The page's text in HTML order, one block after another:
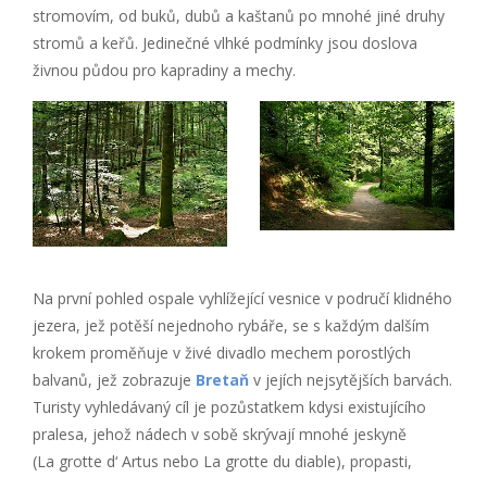
stromovím, od buků, dubů a kaštanů po mnohé jiné druhy
stromů a keřů. Jedinečné vlhké podmínky jsou doslova
živnou půdou pro kapradiny a mechy.
Na první pohled ospale vyhlížející vesnice v područí klidného
jezera, jež potěší nejednoho rybáře, se s každým dalším
krokem proměňuje v živé divadlo mechem porostlých
balvanů, jež zobrazuje Bretaň v jejích nejsytějších barvách.
Turisty vyhledávaný cíl je pozůstatkem kdysi existujícího
pralesa, jehož nádech v sobě skrývají mnohé jeskyně
(La grotte d‘ Artus nebo La grotte du diable), propasti,